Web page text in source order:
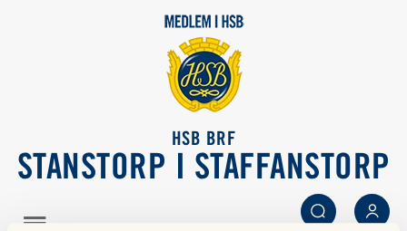
HSB BRF
STANSTORP I STAFFANSTORP